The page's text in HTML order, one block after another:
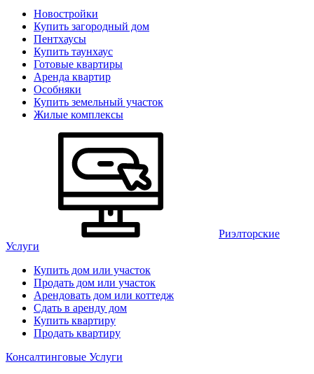
Новостройки
Купить загородный дом
Пентхаусы
Купить таунхаус
Готовые квартиры
Аренда квартир
Особняки
Купить земельный участок
Жилые комплексы
Риэлторские
Услуги
Купить дом или участок
Продать дом или участок
Арендовать дом или коттедж
Сдать в аренду дом
Купить квартиру
Продать квартиру
Консалтинговые Услуги